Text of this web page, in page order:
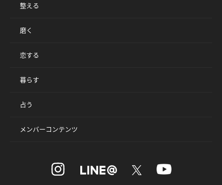
整える
磨く
恋する
暮らす
占う
メンバーコンテンツ